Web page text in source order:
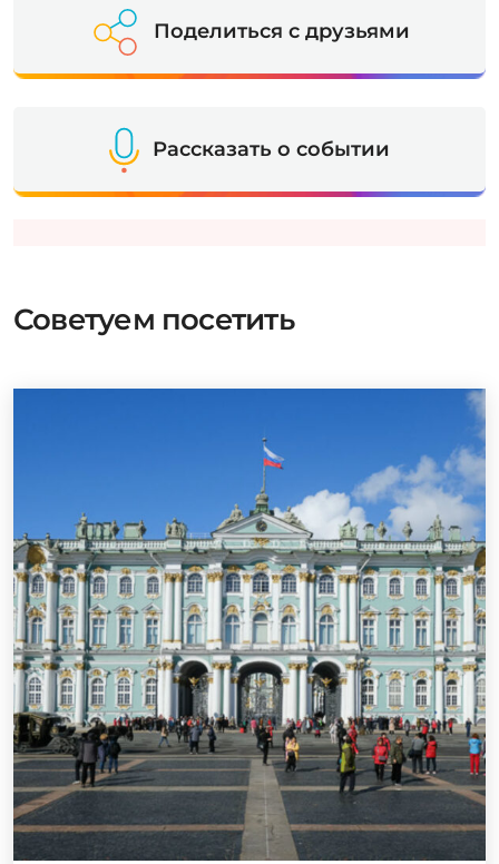
Поделиться с друзьями
Рассказать о событии
Советуем посетить